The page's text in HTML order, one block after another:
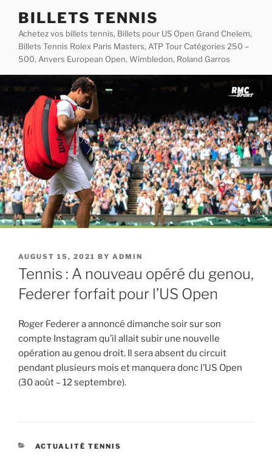
content
BILLETS TENNIS
Achetez vos billets tennis, Billets pour US Open Grand Chelem,
Billets Tennis Rolex Paris Masters, ATP Tour Catégories 250 –
500, Anvers European Open, Wimbledon, Roland Garros
POSTED
ON
AUGUST 15, 2021 BY ADMIN
Tennis : A nouveau opéré du genou,
Federer forfait pour l’US Open
Roger Federer a annoncé dimanche soir sur son
compte Instagram qu’il allait subir une nouvelle
opération au genou droit. Il sera absent du circuit
pendant plusieurs mois et manquera donc l’US Open
(30 août – 12 septembre).
CATEGORIES
ACTUALITÉ TENNIS